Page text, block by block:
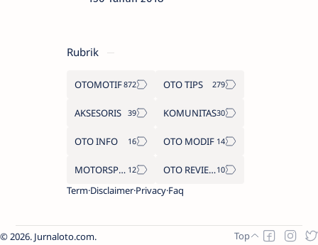
Rubrik
OTOMOTIF OTO TIPS
AKSESORIS KOMUNITAS
OTO INFO OTO MODIF
MOTORSPORT
OTO REVIEW
Term Disclaimer Privacy Faq
2026. Jurnaloto.com.